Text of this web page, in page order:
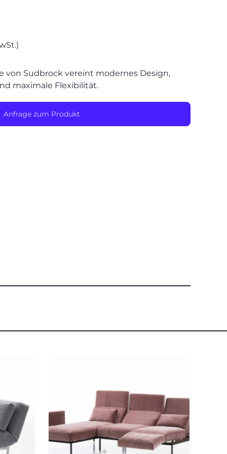
0 22
23 - 91
89 0
von Sudbrock vereint modernes Design,
maximale Flexibilität.
Anfrage zum Produkt